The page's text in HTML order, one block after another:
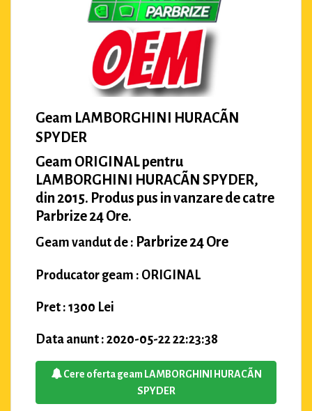
Geam LAMBORGHINI HURACÃN
SPYDER
Geam ORIGINAL pentru
LAMBORGHINI HURACÃN SPYDER,
din 2015. Produs pus in vanzare de catre
Parbrize 24 Ore.
Geam vandut de : Parbrize 24 Ore
Producator geam : ORIGINAL
Pret : 1300 Lei
Data anunt : 2020-05-22 22:23:38
Cere oferta geam LAMBORGHINI HURACÃN
SPYDER